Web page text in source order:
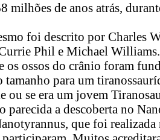
de anos atrás,
foi descrito por Charles
Phil e Michael
ossos do crânio foram
para um
ou se era um jovem
a descoberta no
que foi